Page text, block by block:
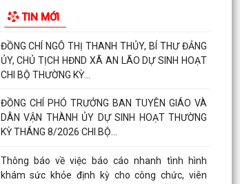
TIN MỚI
HOẠT DƯỚI CỜ THÁNG 8 NĂM 2026.
ĐỒNG CHÍ NGÔ THỊ THANH THỦY, BÍ THƯ ĐẢNG
ỦY, CHỦ TỊCH HĐND XÃ AN LÃO DỰ SINH HOẠT
CHI BỘ THƯỜNG KỲ...
ĐỒNG CHÍ PHÓ TRƯỞNG BAN TUYÊN GIÁO VÀ
DÂN VẬN THÀNH ỦY DỰ SINH HOẠT THƯỜNG
KỲ THÁNG 8/2026 CHI BỘ...
Thông báo về việc báo cáo nhanh tình hình
khám sức khỏe định kỳ cho công chức, viên